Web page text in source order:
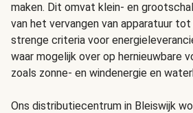
maken. Dit omvat klein- en
van het vervangen van apparatuur
strenge criteria voor
waar mogelijk over op hernieuwbare
zoals zonne- en windenergie en
Ons distributiecentrum in Bleiswijk